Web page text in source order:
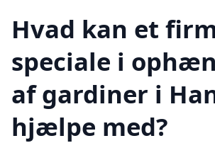
Hvad kan et
speciale i
af gardiner i
hjælpe med?